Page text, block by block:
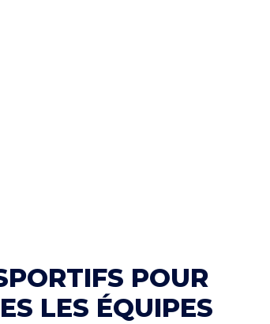
POUR
LES ÉQUIPES